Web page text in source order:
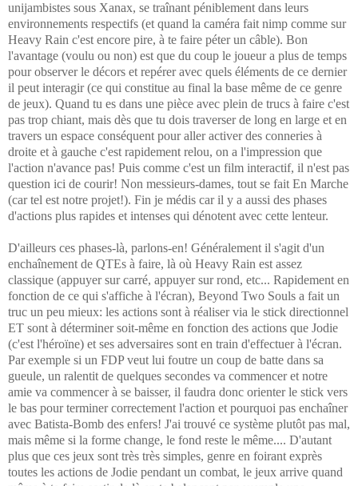
unijambistes sous Xanax, se traînant péniblement dans leurs
environnements respectifs (et quand la caméra fait nimp comme sur
Heavy Rain c'est encore pire, à te faire péter un câble). Bon
l'avantage (voulu ou non) est que du coup le joueur a plus de temps
pour observer le décors et repérer avec quels éléments de ce dernier
il peut interagir (ce qui constitue au final la base même de ce genre
de jeux). Quand tu es dans une pièce avec plein de trucs à faire c'est
pas trop chiant, mais dès que tu dois traverser de long en large et en
travers un espace conséquent pour aller activer des conneries à
droite et à gauche c'est rapidement relou, on a l'impression que
l'action n'avance pas! Puis comme c'est un film interactif, il n'est pas
question ici de courir! Non messieurs-dames, tout se fait En Marche
(car tel est notre projet!). Fin je médis car il y a aussi des phases
d'actions plus rapides et intenses qui dénotent avec cette lenteur.
D'ailleurs ces phases-là, parlons-en! Généralement il s'agit d'un
enchaînement de QTEs à faire, là où Heavy Rain est assez
classique (appuyer sur carré, appuyer sur rond, etc... Rapidement en
fonction de ce qui s'affiche à l'écran), Beyond Two Souls a fait un
truc un peu mieux: les actions sont à réaliser via le stick directionnel
ET sont à déterminer soit-même en fonction des actions que Jodie
(c'est l'héroïne) et ses adversaires sont en train d'effectuer à l'écran.
Par exemple si un FDP veut lui foutre un coup de batte dans sa
gueule, un ralentit de quelques secondes va commencer et notre
amie va commencer à se baisser, il faudra donc orienter le stick vers
le bas pour terminer correctement l'action et pourquoi pas enchaîner
avec Batista-Bomb des enfers! J'ai trouvé ce système plutôt pas mal,
mais même si la forme change, le fond reste le même.... D'autant
plus que ces jeux sont très très simples, genre en foirant exprès
toutes les actions de Jodie pendant un combat, le jeux arrive quand